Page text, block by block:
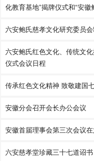
化教育基地”揭牌仪式和“安徽
六安鲍氏慈孝文化研究委员
六安鲍氏红色文化、传统文
仪式会议日程
传承红色文化精神 致敬建国
安徽分会召开会长办公会议
安徽首届理事会第三次会议
六安慈孝堂珍藏三十七道诏书